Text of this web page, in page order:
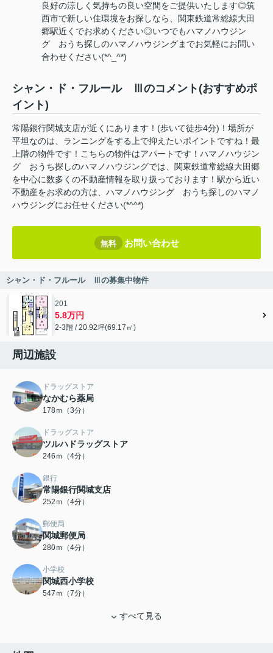
良好の涼しく気持ちの良い空間をご提供いたします◎筑
西市で新しい住環境をお探しなら、関東鉄道常総線大田
郷駅近くでお求めください◎いつでもハマノハウジン
グ おうち探しのハマノハウジングまでお気軽にお問い
合わせください(*^_^*)
シャン・ド・フルール Ⅲのコメント(おすすめポ
イント)
常陽銀行関城支店が近くにあります！(歩いて徒歩4分)！場所が
平坦なのは、ランニングをする上で抑えたいポイントですね！最
上階の物件です！こちらの物件はアパートです！ハマノハウジン
グ おうち探しのハマノハウジングでは、関東鉄道常総線大田郷
を中心に数多くの不動産情報を取り扱っております！駅から近い
不動産をお求めの方は、ハマノハウジング おうち探しのハマノ
ハウジングにお任せください(*^^*)
無料 お問い合わせ
シャン・ド・フルール Ⅲの募集中物件
201
5.8万円
2-3階 / 20.92坪(69.17㎡)
周辺施設
ドラッグストア
なかむら薬局
178ｍ（3分）
ドラッグストア
ツルハドラッグストア
246ｍ（4分）
銀行
常陽銀行関城支店
252ｍ（4分）
郵便局
関城郵便局
280ｍ（4分）
小学校
関城西小学校
547ｍ（7分）
すべて見る